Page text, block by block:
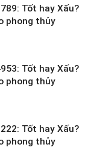
Tốt hay Xấu?
phong thủy
Tốt hay Xấu?
phong thủy
Tốt hay Xấu?
phong thủy